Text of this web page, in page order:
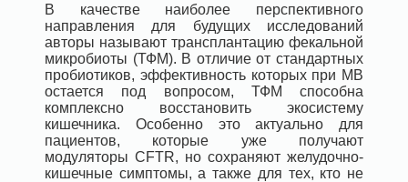
В качестве наиболее перспективного
направления для будущих исследований
авторы называют трансплантацию фекальной
микробиоты (ТФМ). В отличие от стандартных
пробиотиков, эффективность которых при МВ
остается под вопросом, ТФМ способна
комплексно восстановить экосистему
кишечника. Особенно это актуально для
пациентов, которые уже получают
модуляторы CFTR, но сохраняют желудочно-
кишечные симптомы, а также для тех, кто не